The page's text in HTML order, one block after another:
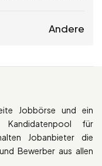
Andere
Jobbörse und ein
für
Jobanbieter die
Bewerber aus allen